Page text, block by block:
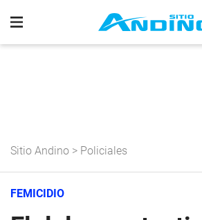
Sitio Andino > Policiales
FEMICIDIO